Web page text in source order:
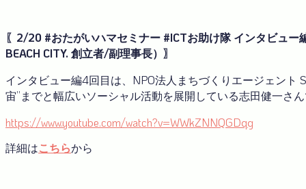
〖2/20 #おたがいハマセミナー #ICTお助け隊 インタビュ
BEACH CITY. 創立者/副理事長）〗
インタビュー編4回目は、NPO法人まちづくりエージェント
宙”までと幅広いソーシャル活動を展開している志田健一さ
https://www.youtube.com/watch?v=WWkZNNQGDqg
詳細はこちらから